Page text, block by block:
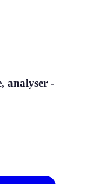
analyser -